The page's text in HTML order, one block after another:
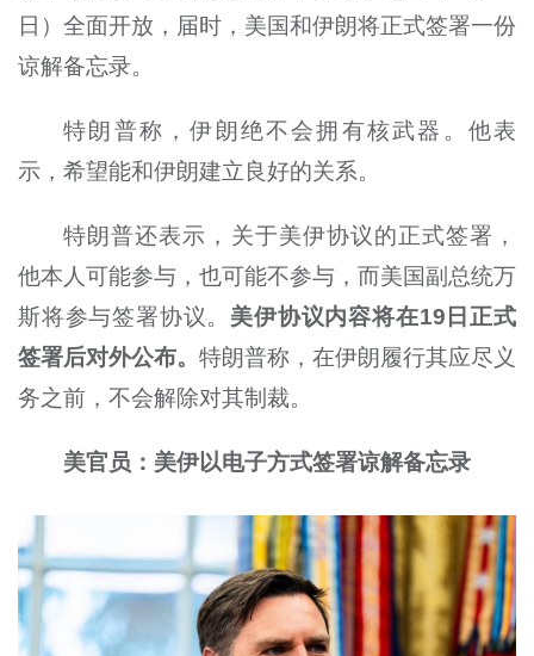
日）全面开放，届时，美国和伊朗将正式签署一份
谅解备忘录。
特朗普称，伊朗绝不会拥有核武器。他表
示，希望能和伊朗建立良好的关系。
特朗普还表示，关于美伊协议的正式签署，
他本人可能参与，也可能不参与，而美国副总统万
斯将参与签署协议。 美伊协议内容将在19日正式
签署后对外公布。 特朗普称，在伊朗履行其应尽义
务之前，不会解除对其制裁。
美官员：美伊以电子方式签署谅解备忘录